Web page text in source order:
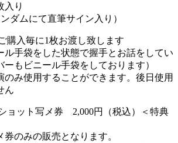
入り
ダムにて直筆サイン入り）
購入毎に1枚お渡し致します
手袋をした状態で握手とお話をしてい
もビニール手袋をしております）
み使用することができます。後日使用
ん
ョット写メ券 2,000円（税込）＜特典
のみの販売となります。